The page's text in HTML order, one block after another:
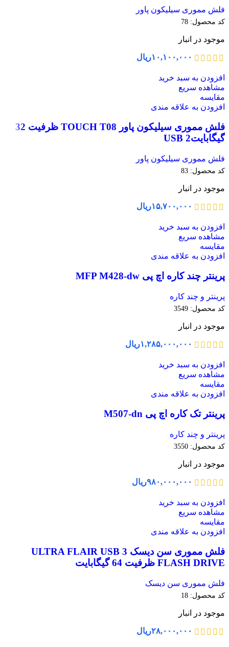
فلش مموری سیلیکون پاور
کد محصول: 78
موجود در انبار
۱۰,۱۰۰,۰۰۰ریال
افزودن به سبد خرید
مشاهده سریع
مقایسه
افزودن به علاقه مندی
فلش مموری سیلیکون پاور TOUCH T08 ظرفیت 32
گیگابایتUSB 2
فلش مموری سیلیکون پاور
کد محصول: 83
موجود در انبار
۱۵,۷۰۰,۰۰۰ریال
افزودن به سبد خرید
مشاهده سریع
مقایسه
افزودن به علاقه مندی
پرینتر چند کاره اچ پی MFP M428-dw
پرینتر و چند کاره
کد محصول: 3549
موجود در انبار
۱,۲۸۵,۰۰۰,۰۰۰ریال
افزودن به سبد خرید
مشاهده سریع
مقایسه
افزودن به علاقه مندی
پرینتر تک کاره اچ پی M507-dn
پرینتر و چند کاره
کد محصول: 3550
موجود در انبار
۹۸۰,۰۰۰,۰۰۰ریال
افزودن به سبد خرید
مشاهده سریع
مقایسه
افزودن به علاقه مندی
فلش مموری سن دیسک ULTRA FLAIR USB 3
FLASH DRIVE ظرفیت 64 گیگابایت
فلش مموری سن دیسک
کد محصول: 18
موجود در انبار
۲۸,۰۰۰,۰۰۰ریال